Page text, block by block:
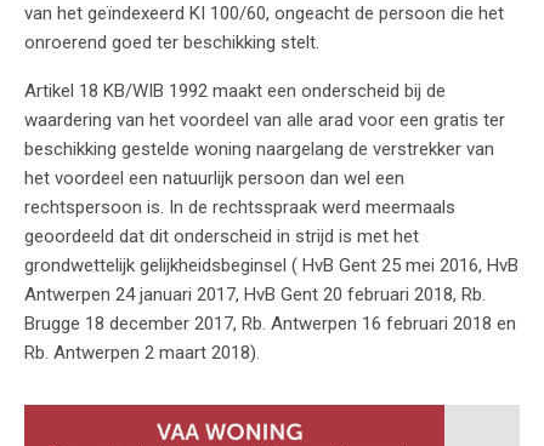
van het geïndexeerd KI 100/60, ongeacht de persoon die het
onroerend goed ter beschikking stelt.
Artikel 18 KB/WIB 1992 maakt een onderscheid bij de
waardering van het voordeel van alle arad voor een gratis ter
beschikking gestelde woning naargelang de verstrekker van
het voordeel een natuurlijk persoon dan wel een
rechtspersoon is. In de rechtsspraak werd meermaals
geoordeeld dat dit onderscheid in strijd is met het
grondwettelijk gelijkheidsbeginsel ( HvB Gent 25 mei 2016, HvB
Antwerpen 24 januari 2017, HvB Gent 20 februari 2018, Rb.
Brugge 18 december 2017, Rb. Antwerpen 16 februari 2018 en
Rb. Antwerpen 2 maart 2018).